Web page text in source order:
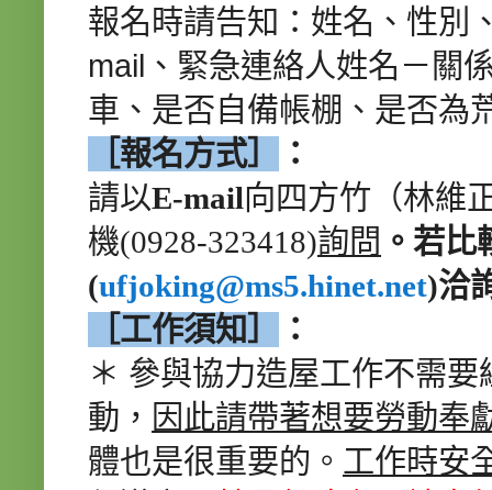
報名時請告知：姓名、性別
mail、緊急連絡人姓名－關
車、是否自備帳棚、是否為
［報名方式］
：
請以E-mail向四方竹（林維
機(0928-323418)詢問 。若
(ufjoking@ms5.hinet.net)洽
［工作須知］
：
＊ 參與協力造屋工作不需
動， 因此請帶著想要勞動奉
體也是很重要的。 工作時安